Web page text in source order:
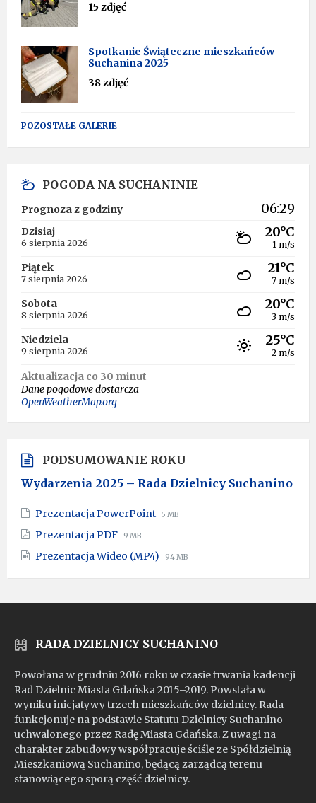
15 zdjęć
Spotkanie Świąteczne mieszkańców
Suchanina 2025
38 zdjęć
POZOSTAŁE GALERIE
POGODA NA SUCHANINIE
Prognoza z godziny 06:29
Dzisiaj
6 sierpnia 2026
20°C
1 m/s
Piątek
7 sierpnia 2026
21°C
7 m/s
Sobota
8 sierpnia 2026
20°C
3 m/s
Niedziela
9 sierpnia 2026
25°C
2 m/s
Aktualizacja co 30 minut
Dane pogodowe dostarcza
OpenWeatherMap.org
PODSUMOWANIE ROKU
Wydarzenia 2025 – Rada Dzielnicy Suchanino
Prezentacja PowerPoint File
File
5 MB
Prezentacja PDF File
pdf
File
9 MB
Prezentacja Wideo (MP4) File
mp4
File
94 MB
RADA DZIELNICY SUCHANINO
Powołana w grudniu 2016 roku w czasie trwania kadencji
Rad Dzielnic Miasta Gdańska 2015–2019. Powstała w
wyniku inicjatywy trzech mieszkańców dzielnicy. Rada
funkcjonuje na podstawie Statutu Dzielnicy Suchanino
uchwalonego przez Radę Miasta Gdańska. Z uwagi na
charakter zabudowy współpracuje ściśle ze Spółdzielnią
Mieszkaniową Suchanino, będącą zarządcą terenu
stanowiącego sporą część dzielnicy.